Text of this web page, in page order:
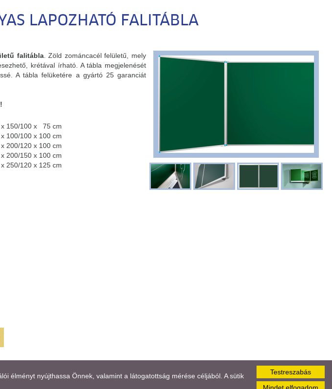
LAPOZHATÓ FALITÁBLA
falitábla. Zöld zománcacél felületű, mely
krétával írható. A tábla megjelenését
A tábla felüketére a gyártó 25 garanciát
x 150/100 x 75 cm
100/100 x 100 cm
200/120 x 100 cm
200/150 x 100 cm
250/120 x 125 cm
Testreszabás
élményt nyújthassa Önnek, valamint a látogatottság mérése céljából. A sütik